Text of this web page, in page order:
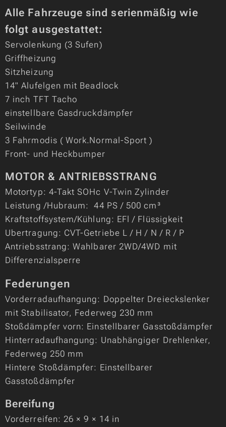
Alle Fahrzeuge sind serienmäßig wie
folgt ausgestattet:
Servolenkung (3 Sufen)
Griffheizung
Sitzheizung
14" Alufelgen mit Beadlock
7 inch TFT Tacho
einstellbare Gasdruckdämpfer
Seilwinde
3 Fahrmodis ( Work.Normal-Sport )
Front- und Heckbumper
MOTOR & ANTRIEBSSTRANG
Motortyp: 4-Takt SOHc V-Twin Zylinder
Leistung /Hubraum: 44 PS / 500 cm³
Kraftstoffsystem/Kühlung: EFl / Flüssigkeit
Ubertragung: CVT-Getriebe L / H / N / R / P
Antriebsstrang: Wahlbarer 2WD/4WD mit
Differenzialsperre
Federungen
Vorderradaufhangung: Doppelter Dreieckslenker
mit Stabilisator, Federweg 230 mm
Stoßdämpfer vorn: Einstellbarer Gasstoßdämpfer
Hinterradaufhangung: Unabhängiger Drehlenker,
Federweg 250 mm
Hintere Stoßdämpfer: Einstellbarer
Gasstoßdämpfer
Bereifung
Vorderreifen: 26 × 9 × 14 in